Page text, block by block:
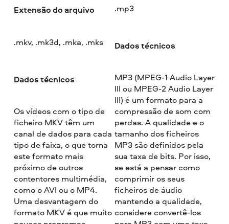
Extensão do arquivo
.mkv, .mk3d, .mka, .mks
Dados técnicos
Os vídeos com o tipo de
ficheiro MKV têm um
canal de dados para cada
tipo de faixa, o que torna
este formato mais
próximo de outros
contentores multimédia,
como o AVI ou o MP4.
Uma desvantagem do
formato MKV é que muito
.mp3
Dados técnicos
MP3 (MPEG-1 Audio Layer
III ou MPEG-2 Audio Layer
III) é um formato para a
compressão de som com
perdas. A qualidade e o
tamanho dos ficheiros
MP3 são definidos pela
sua taxa de bits. Por isso,
se está a pensar como
comprimir os seus
ficheiros de áudio
mantendo a qualidade,
considere convertê-los